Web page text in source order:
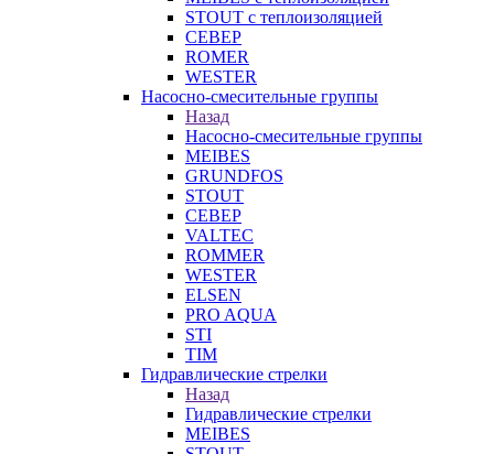
STOUT с теплоизоляцией
СЕВЕР
ROMER
WESTER
Насосно-смесительные группы
Назад
Насосно-смесительные группы
MEIBES
GRUNDFOS
STOUT
СЕВЕР
VALTEC
ROMMER
WESTER
ELSEN
PRO AQUA
STI
TIM
Гидравлические стрелки
Назад
Гидравлические стрелки
MEIBES